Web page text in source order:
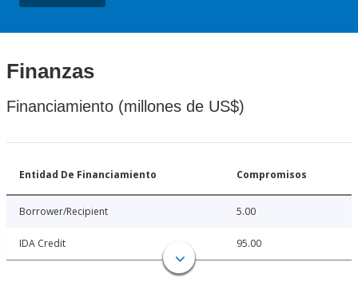
Finanzas
Financiamiento (millones de US$)
Entidad De Financiamiento Compromisos
Borrower/Recipient 5.00
IDA Credit 95.00